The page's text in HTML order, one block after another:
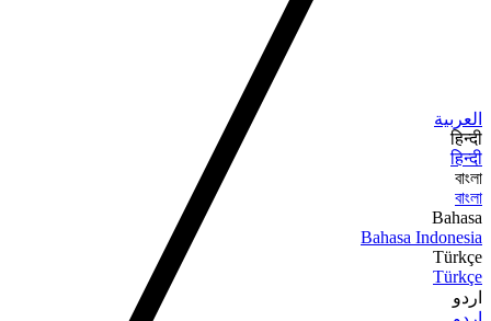
العربية
हिन्दी
हिन्दी
বাংলা
বাংলা
Bahasa
Bahasa Indonesia
Türkçe
Türkçe
اردو